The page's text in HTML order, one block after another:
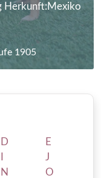
Herkunft:Mexiko
1905
D
E
J
N
O